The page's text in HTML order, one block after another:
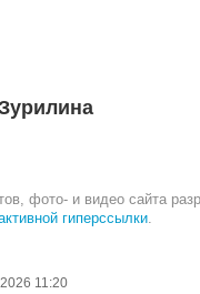
фото- и видео сайта
гиперссылки.
11:20